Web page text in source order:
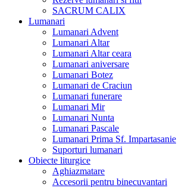
SACRUM CALIX
Lumanari
Lumanari Advent
Lumanari Altar
Lumanari Altar ceara
Lumanari aniversare
Lumanari Botez
Lumanari de Craciun
Lumanari funerare
Lumanari Mir
Lumanari Nunta
Lumanari Pascale
Lumanari Prima Sf. Impartasanie
Suporturi lumanari
Obiecte liturgice
Aghiazmatare
Accesorii pentru binecuvantari